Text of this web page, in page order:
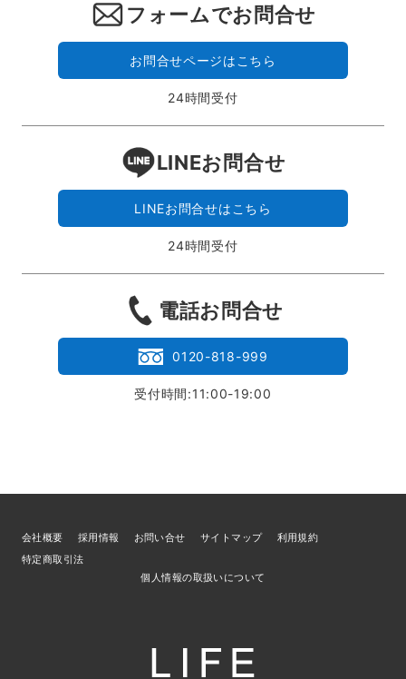
フォームでお問合せ
お問合せページはこちら
24時間受付
LINEお問合せ
LINEお問合せはこちら
24時間受付
電話お問合せ
0120-818-999
受付時間:11:00-19:00
会社概要 採用情報 お問い合せ サイトマップ
利用規約
特定商取引法
個人情報の取扱いについて